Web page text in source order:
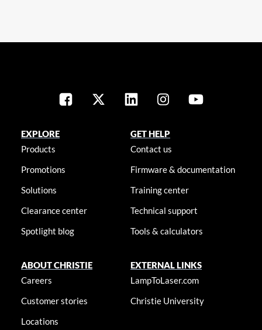
EXPLORE
Products
Promotions
Solutions
Clearance center
Spotlight blog
GET HELP
Contact us
Firmware & documentation
Training center
Technical support
Tools & calculators
ABOUT CHRISTIE
Careers
Customer stories
Locations
EXTERNAL LINKS
LampToLaser.com
Christie University